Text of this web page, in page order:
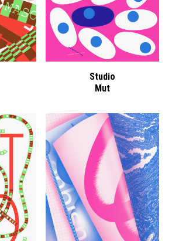
Studio
Mut